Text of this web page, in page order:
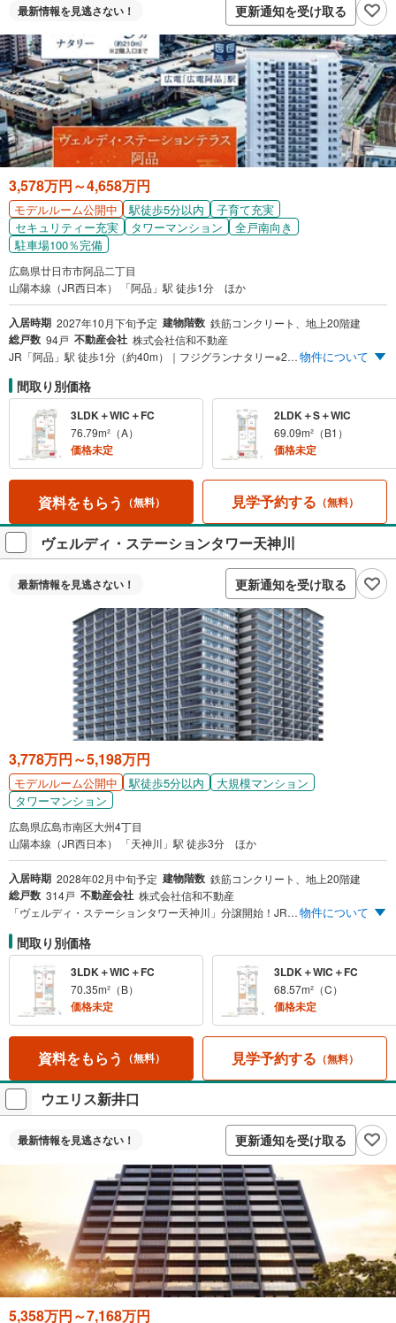
最新情報を見逃さない！ 更新通知を受け取る
3,578万円～4,658万円
モデルルーム公開中 駅徒歩5分以内
子育て充実
セキュリティー充実
タワーマンション
全戸南向き
駐車場100％完備
広島県廿日市市阿品二丁目
山陽本線（JR西日本） 「阿品」駅 徒歩1分 ほか
入居時期 2027年10月下旬予定 建物階数 鉄筋コンクリート、地上20階建
総戸数 94戸 不動産会社 株式会社信和不動産
JR「阿品」駅 徒歩1分（約40m）｜フジグランナタリー※2階入口まで徒歩3分（約210m）｜ドラッグストアコスモス阿品店 徒歩4分（約280m） 高層20階建・全94邸・全戸南向き｜奥行最大約2.35m*ワイドバルコニー［宮島ビュー設計※1］ 敷地内全戸分平面式駐車場完備 月額使用料0円（1台目）※ *壁芯寸法です。 ※1:眺望は階数や住戸タイプにより異なります。また、将来にわたって保障されるものではありません。予めご了承ください。 ※詳しくは係員にお尋ねください。物件について
間取り別価格
3LDK＋WIC＋FC
76.79m²（A）
価格未定
2LDK＋S＋WIC
69.09m²（B1）
価格未定
資料をもらう （無料） 見学予約する （無料）
ヴェルディ・ステーションタワー天神川
最新情報を見逃さない！ 更新通知を受け取る
3,778万円～5,198万円
モデルルーム公開中 駅徒歩5分以内
大規模マンション
タワーマンション
広島県広島市南区大州4丁目
山陽本線（JR西日本） 「天神川」駅 徒歩3分 ほか
入居時期 2028年02月中旬予定 建物階数 鉄筋コンクリート、地上20階建
総戸数 314戸 不動産会社 株式会社信和不動産
「ヴェルディ・ステーションタワー天神川」分譲開始！JR「天神川」駅 徒歩3分（約220m） 広島バス/広電バス/芸陽バス「大州四丁目」バス停 徒歩5分（約390m） イオンモール広島府中 徒歩11分（約820m） 2025年秋頃オープン（予定）コンビニエンスストア隣接 高層20階建て・全314戸｜防犯性の高いゾーンセキュリティ採用 全戸分平面駐車場完備 月額使用料0円（1台目）［来客用駐車場3台分確保※］※詳しくは係員にお尋ねください。物件について
間取り別価格
3LDK＋WIC＋FC
70.35m²（B）
価格未定
3LDK＋WIC＋FC
68.57m²（C）
価格未定
資料をもらう （無料） 見学予約する （無料）
ウエリス新井口
最新情報を見逃さない！ 更新通知を受け取る
5,358万円～7,168万円